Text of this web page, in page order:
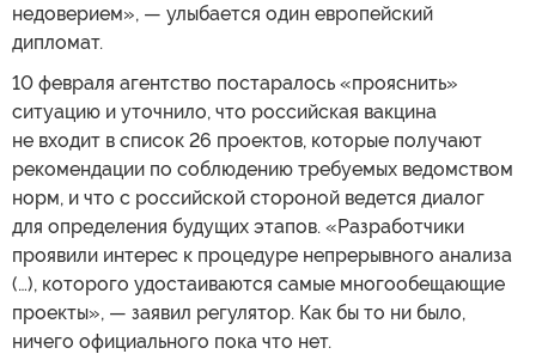
недоверием», — улыбается один европейский
дипломат.
10 февраля агентство постаралось «прояснить»
ситуацию и уточнило, что российская вакцина
не входит в список 26 проектов, которые получают
рекомендации по соблюдению требуемых ведомством
норм, и что с российской стороной ведется диалог
для определения будущих этапов. «Разработчики
проявили интерес к процедуре непрерывного анализа
(…), которого удостаиваются самые многообещающие
проекты», — заявил регулятор. Как бы то ни было,
ничего официального пока что нет.